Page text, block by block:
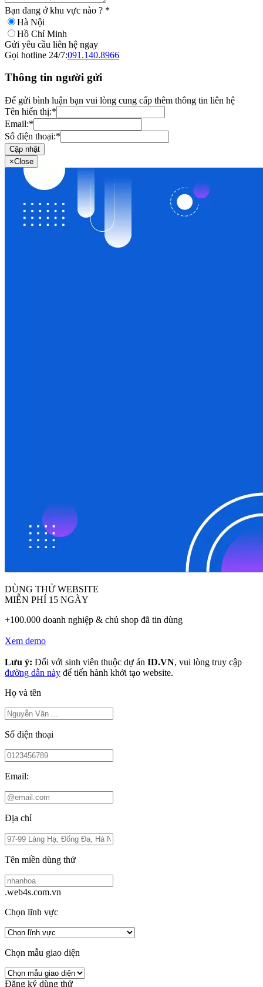
Bạn đang ở khu vực nào ? *
Hà Nội
Hồ Chí Minh
Gửi yêu cầu liên hệ ngay
Gọi hotline 24/7:091.140.8966
Thông tin người gửi
Để gửi bình luận bạn vui lòng cung cấp thêm thông tin liên hệ
Tên hiển thị:*
Email:*
Số điện thoại:*
Cập nhật
×Close
DÙNG THỬ WEBSITE
MIỄN PHÍ 15 NGÀY
+100.000 doanh nghiệp & chủ shop đã tin dùng
Xem demo
Lưu ý: Đối với sinh viên thuộc dự án ID.VN, vui lòng truy cập
đường dẫn này để tiến hành khởi tạo website.
Họ và tên
Số điện thoại
Email:
Địa chỉ
Tên miền dùng thử
.web4s.com.vn
Chọn lĩnh vực
Chọn mẫu giao diện
Đăng ký dùng thử